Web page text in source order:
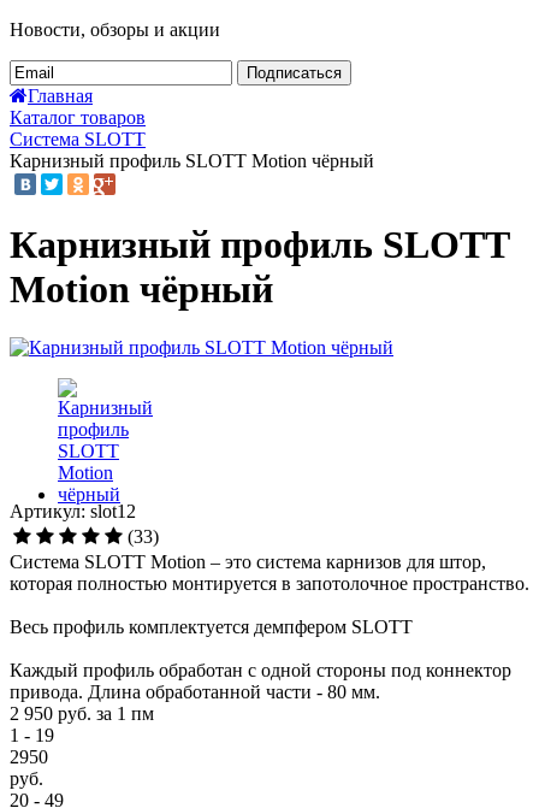
Новости, обзоры и акции
Подписаться
Главная
Каталог товаров
Система SLOTT
Карнизный профиль SLOTT Motion чёрный
Карнизный профиль SLOTT
Motion чёрный
Артикул: slot12
(33)
Система SLOTT Motion – это система карнизов для штор,
которая полностью монтируется в запотолочное пространство.
Весь профиль комплектуется демпфером SLOTT
Каждый профиль обработан с одной стороны под коннектор
привода. Длина обработанной части - 80 мм.
2 950 руб. за 1 пм
1 - 19
2950
руб.
20 - 49